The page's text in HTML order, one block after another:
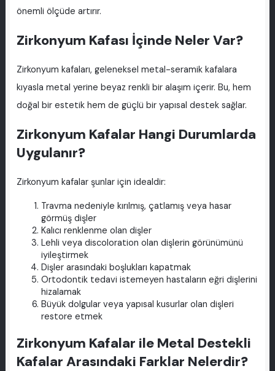
önemli ölçüde artırır.
Zirkonyum Kafası İçinde Neler Var?
Zirkonyum kafaları, geleneksel metal-seramik kafalara
kıyasla metal yerine beyaz renkli bir alaşım içerir. Bu, hem
doğal bir estetik hem de güçlü bir yapısal destek sağlar.
Zirkonyum Kafalar Hangi Durumlarda
Uygulanır?
Zirkonyum kafalar şunlar için idealdir:
Travma nedeniyle kırılmış, çatlamış veya hasar
görmüş dişler
Kalıcı renklenme olan dişler
Lehli veya discoloration olan dişlerin görünümünü
iyileştirmek
Dişler arasındaki boşlukları kapatmak
Ortodontik tedavi istemeyen hastaların eğri dişlerini
hizalamak
Büyük dolgular veya yapısal kusurlar olan dişleri
restore etmek
Zirkonyum Kafalar ile Metal Destekli
Kafalar Arasındaki Farklar Nelerdir?